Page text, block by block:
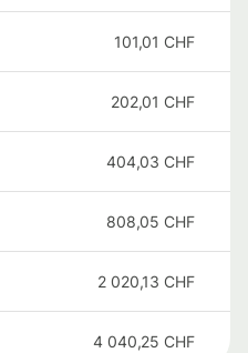
101,01 CHF
202,01 CHF
404,03 CHF
808,05 CHF
2 020,13 CHF
4 040,25 CHF